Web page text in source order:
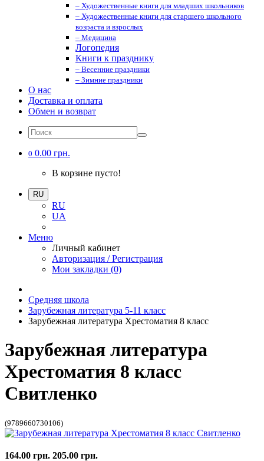
– Художественные книги для младших школьников
– Художественные книги для старшего школьного
возраста и взрослых
– Медицина
Логопедия
Книги к празднику
– Весенние праздники
– Зимние праздники
О нас
Доставка и оплата
Обмен и возврат
0 0.00 грн.
В корзине пусто!
RU
RU
UA
Меню
Личный кабинет
Авторизация / Регистрация
Мои закладки (0)
Средняя школа
Зарубежная литература 5-11 класс
Зарубежная литература Хрестоматия 8 класс
Зарубежная литература
Хрестоматия 8 класс
Свитленко
(9789660730106)
164.00 грн. 205.00 грн.